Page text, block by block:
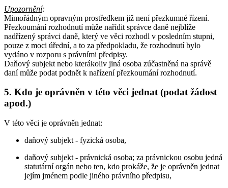
Upozornění:
Mimořádným opravným prostředkem již není přezkumné řízení.
Přezkoumání rozhodnutí může nařídit správce daně nejblíže
nadřízený správci daně, který ve věci rozhodl v posledním stupni,
pouze z moci úřední, a to za předpokladu, že rozhodnutí bylo
vydáno v rozporu s právními předpisy.
Daňový subjekt nebo kterákoliv jiná osoba zúčastněná na správě
daní může podat podnět k nařízení přezkoumání rozhodnutí.
5. Kdo je oprávněn v této věci jednat (podat žádost
apod.)
V této věci je oprávněn jednat:
daňový subjekt - fyzická osoba,
daňový subjekt - právnická osoba; za právnickou osobu jedná
statutární orgán nebo ten, kdo prokáže, že je oprávněn jednat
jejím jménem podle jiného právního předpisu,